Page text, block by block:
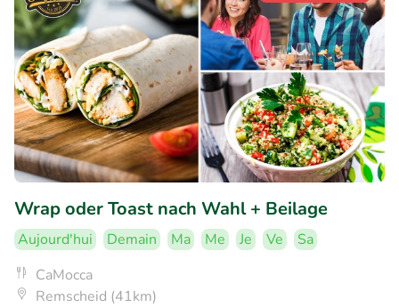
Wrap oder Toast nach Wahl + Beilage
Aujourd'hui Demain Ma Me Je Ve
Sa
CaMocca
Remscheid (41km)